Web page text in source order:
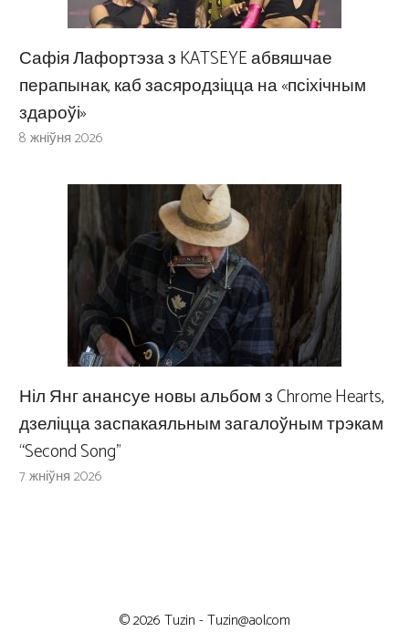
Сафія Лафортэза з KATSEYE абвяшчае
перапынак, каб засяродзіцца на «псіхічным
здароўі»
8 жніўня 2026
Ніл Янг анансуе новы альбом з Chrome Hearts,
дзеліцца заспакаяльным загалоўным трэкам
“Second Song”
7 жніўня 2026
© 2026 Tuzin -Tuzin@aol.com